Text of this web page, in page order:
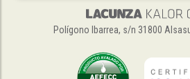
Polígono Ibarrea, s/n 31800